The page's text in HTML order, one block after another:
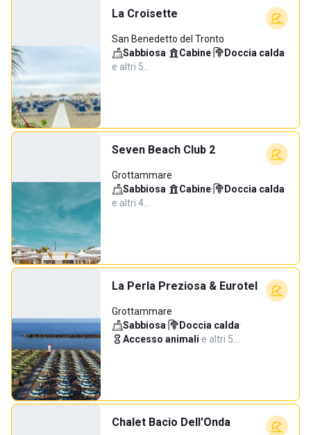
La Croisette
San Benedetto del Tronto
Sabbiosa· Cabine· Doccia calda·
e altri 5…
Seven Beach Club 2
Grottammare
Sabbiosa· Cabine· Doccia calda·
e altri 4…
La Perla Preziosa & Eurotel
Grottammare
Sabbiosa· Doccia calda·
Accesso animali·e altri 5…
Chalet Bacio Dell'Onda